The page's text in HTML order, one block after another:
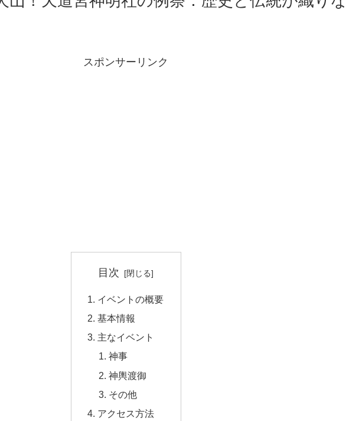
スポンサーリンク
目次
イベントの概要
基本情報
主なイベント
神事
神輿渡御
その他
アクセス方法